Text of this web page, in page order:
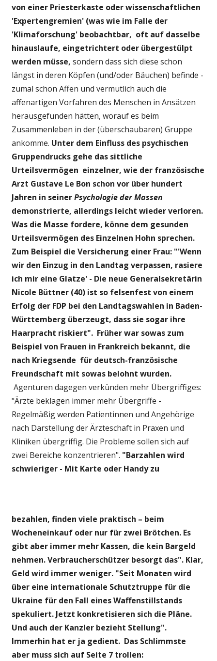
von einer Priesterkaste oder wissenschaftlichen
'Expertengremien' (was wie im Falle der
'Klimaforschung' beobachtbar, oft auf dasselbe
hinauslaufe, eingetrichtert oder übergestülpt
werden müsse, sondern dass sich diese schon
längst in deren Köpfen (und/oder Bäuchen) befinde -
zumal schon Affen und vermutlich auch die
affenartigen Vorfahren des Menschen in Ansätzen
herausgefunden hätten, worauf es beim
Zusammenleben in der (überschaubaren) Gruppe
ankomme. Unter dem Einfluss des psychischen
Gruppendrucks gehe das sittliche
Urteilsvermögen einzelner, wie der französische
Arzt Gustave Le Bon schon vor über hundert
Jahren in seinerPsychologie der Massen
demonstrierte, allerdings leicht wieder verloren.
Was die Masse fordere, könne dem gesunden
Urteilsvermögen des Einzelnen Hohn sprechen.
Zum Beispiel die Versicherung einer Frau: "'Wenn
wir den Einzug in den Landtag verpassen, rasiere
ich mir eine Glatze' - Die neue Generalsekretärin
Nicole Büttner (40) ist so felsenfest von einem
Erfolg der FDP bei den Landtagswahlen in Baden-
Württemberg überzeugt, dass sie sogar ihre
Haarpracht riskiert". Früher war sowas zum
Beispiel von Frauen in Frankreich bekannt, die
nach Kriegsende für deutsch-französische
Freundschaft mit sowas belohnt wurden.
Agenturen dagegen verkünden mehr Übergriffiges:
"Ärzte beklagen immer mehr Übergriffe -
Regelmäßig werden Patientinnen und Angehörige
nach Darstellung der Ärzteschaft in Praxen und
Kliniken übergriffig. Die Probleme sollen sich auf
zwei Bereiche konzentrieren". "Barzahlen wird
schwieriger - Mit Karte oder Handy zu
bezahlen, finden viele praktisch – beim
Wocheneinkauf oder nur für zwei Brötchen. Es
gibt aber immer mehr Kassen, die kein Bargeld
nehmen. Verbraucherschützer besorgt das". Klar,
Geld wird immer weniger. "Seit Monaten wird
über eine internationale Schutztruppe für die
Ukraine für den Fall eines Waffenstillstands
spekuliert. Jetzt konkretisieren sich die Pläne.
Und auch der Kanzler bezieht Stellung".
Immerhin hat er ja gedient. Das Schlimmste
aber muss sich auf Seite 7 trollen: